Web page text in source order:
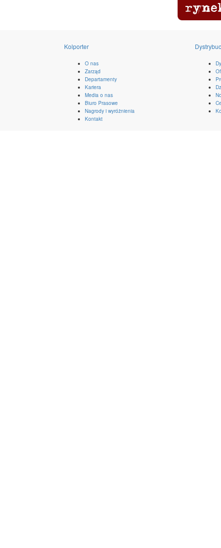
Kolporter
O nas
Zarząd
Departamenty
Kariera
Media o nas
Biuro Prasowe
Nagrody i wyróżnienia
Kontakt